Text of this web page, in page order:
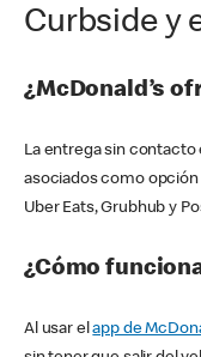
Curbside y
¿McDonald’s
La entrega sin
asociados como
Uber Eats, Grubhub y
¿Cómo
Al usar elapp de